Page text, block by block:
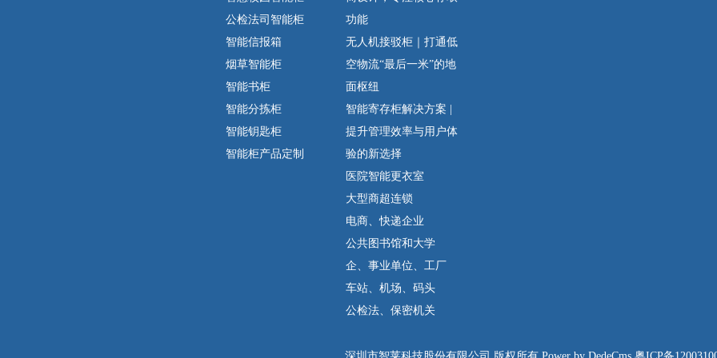
公检法司智能柜
智能信报箱
烟草智能柜
智能书柜
智能分拣柜
智能钥匙柜
智能柜产品定制
功能
无人机接驳柜｜打通低
空物流“最后一米”的地
面枢纽
智能寄存柜解决方案 |
提升管理效率与用户体
验的新选择
医院智能更衣室
大型商超连锁
电商、快递企业
公共图书馆和大学
企、事业单位、工厂
车站、机场、码头
公检法、保密机关